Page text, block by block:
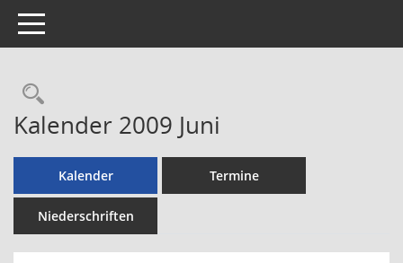
Toggle navigation
Rechercheauswahl
Kalender 2009 Juni
Kalender Termine
Niederschriften